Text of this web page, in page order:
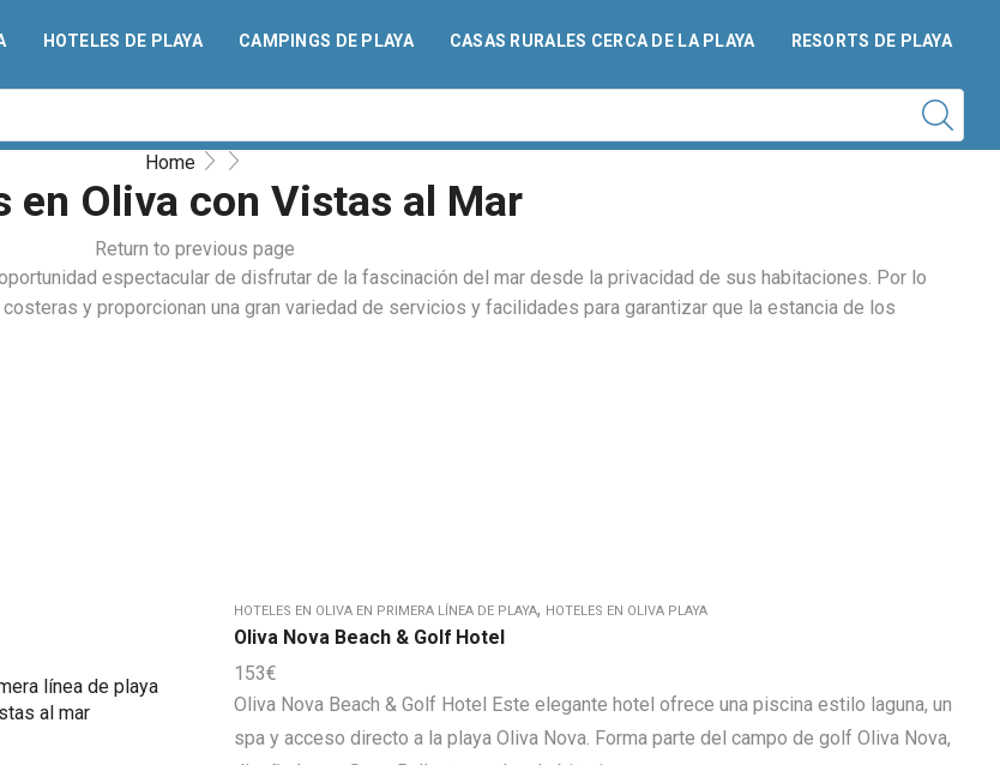
HOTELES DE PLAYA CAMPINGS DE PLAYA CASAS RURALES CERCA DE LA PLAYA RESORTS DE PLAYA
Home
en Oliva con Vistas al Mar
Return to previous page
espectacular de disfrutar de la fascinación del mar desde la privacidad de sus habitaciones. Por lo
y proporcionan una gran variedad de servicios y facilidades para garantizar que la estancia de los
HOTELES EN OLIVA EN PRIMERA LÍNEA DE PLAYA, HOTELES EN OLIVA PLAYA
Oliva Nova Beach & Golf Hotel
153€
Oliva Nova Beach & Golf Hotel Este elegante hotel ofrece una piscina estilo laguna, un
spa y acceso directo a la playa Oliva Nova. Forma parte del campo de golf Oliva Nova,